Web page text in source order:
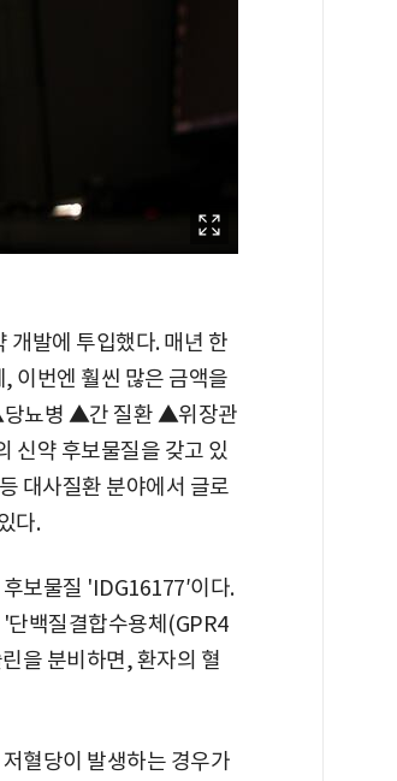
개발에 투입했다. 매년 한
이번엔 훨씬 많은 금액을
당뇨병 ▲간 질환 ▲위장관
신약 후보물질을 갖고 있
대사질환 분야에서 글로
다.
보물질 'IDG16177′이다.
단백질결합수용체(GPR4
을 분비하면, 환자의 혈
혈당이 발생하는 경우가